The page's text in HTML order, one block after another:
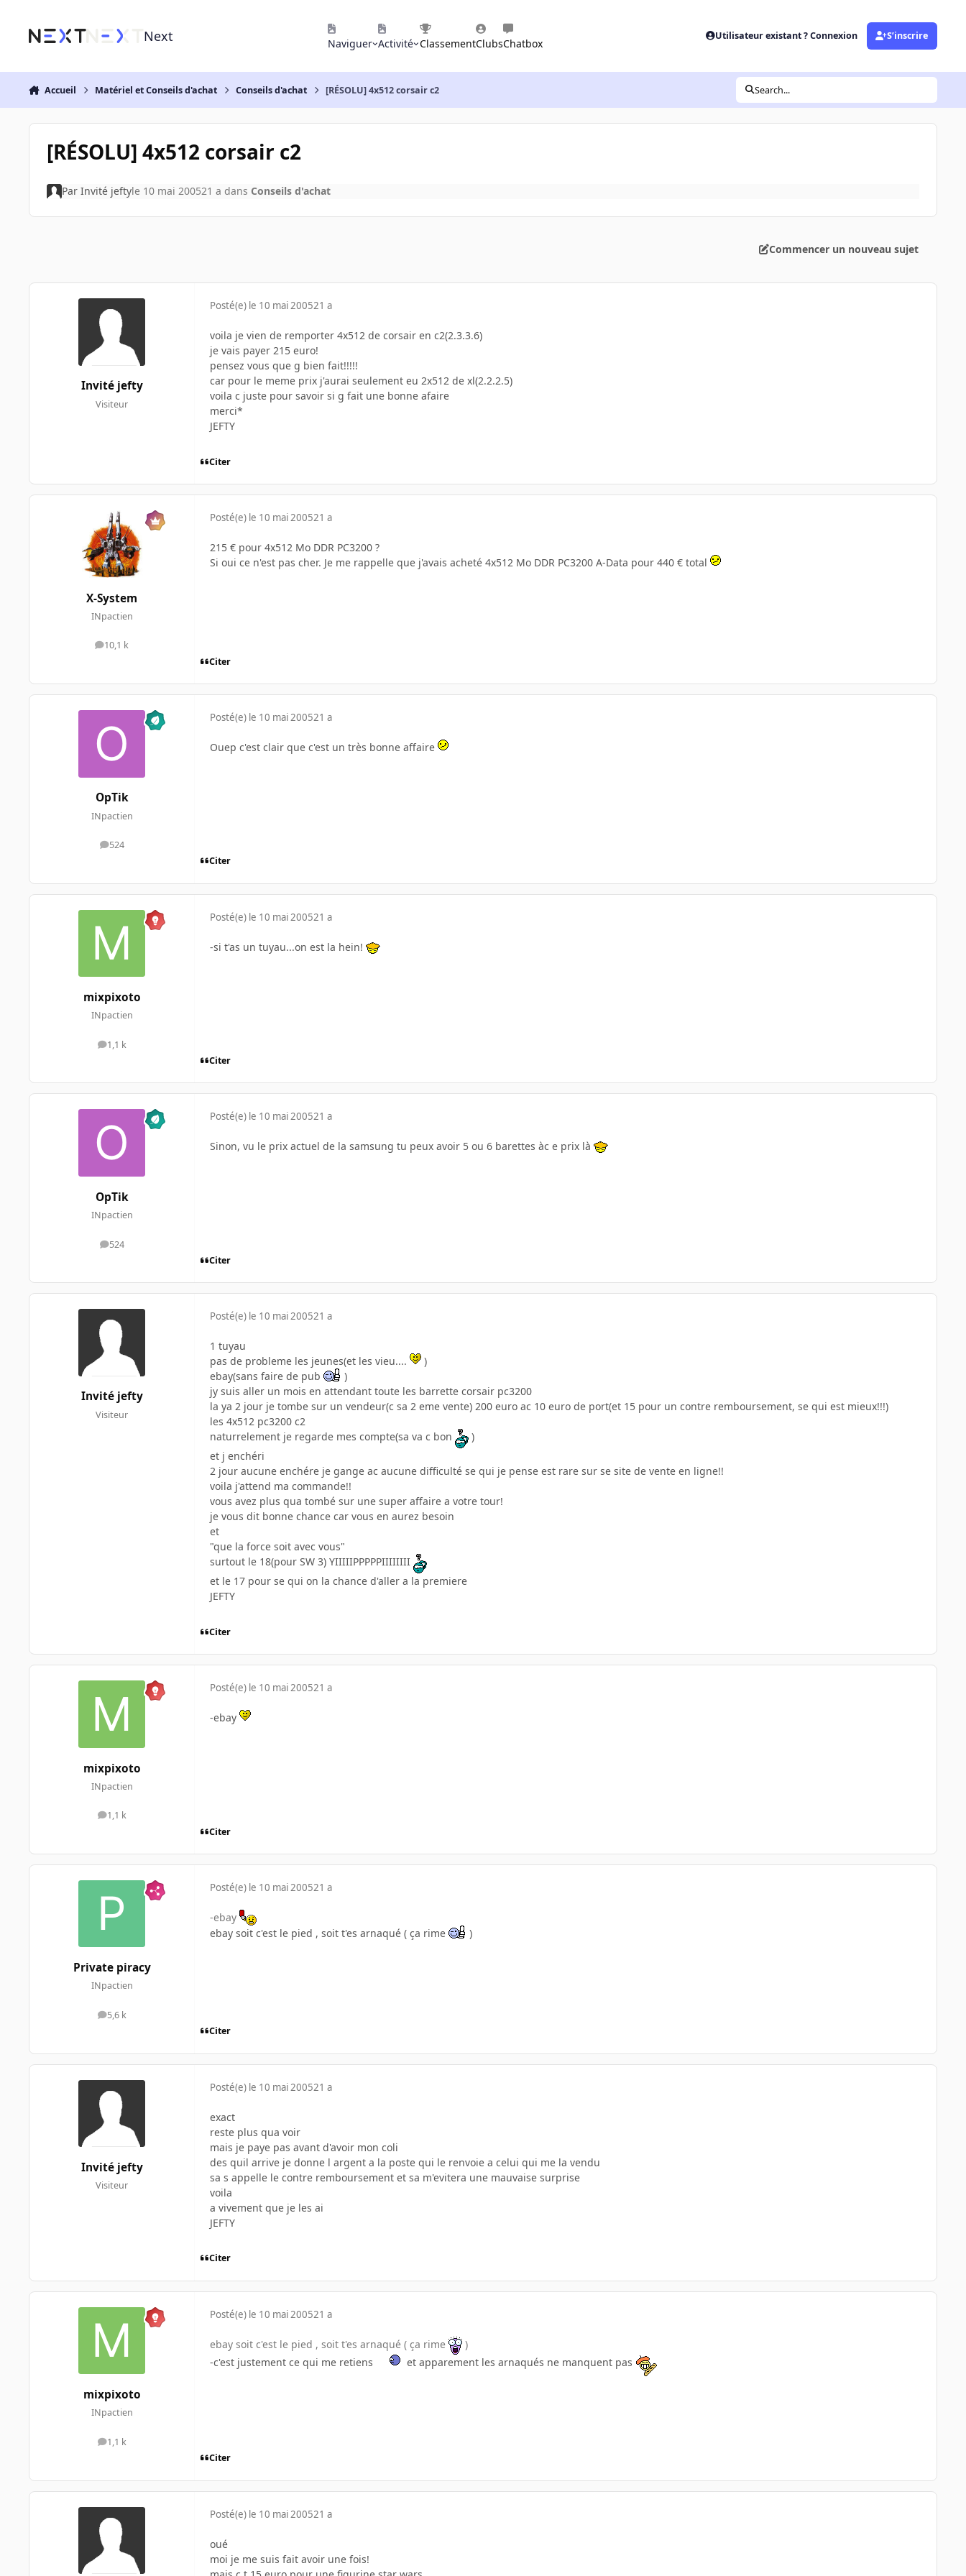
Next Naviguer Activité ClassementClubsChatbox
Utilisateur existant ? Connexion S’inscrire
Accueil Matériel et Conseils d'achat Conseils d'achat [RÉSOLU] 4x512 corsair c2 Search...
[RÉSOLU] 4x512 corsair c2
Par Invité jeftyle 10 mai 200521 a dans Conseils d'achat
Commencer un nouveau sujet
Invité jefty
Visiteur
Posté(e) le 10 mai 200521 a
voila je vien de remporter 4x512 de corsair en c2(2.3.3.6)
je vais payer 215 euro!
pensez vous que g bien fait!!!!!
car pour le meme prix j'aurai seulement eu 2x512 de xl(2.2.2.5)
voila c juste pour savoir si g fait une bonne afaire
merci*
JEFTY
Citer
X-System
INpactien
10,1 k
messages
Posté(e) le 10 mai 200521 a
215 € pour 4x512 Mo DDR PC3200 ?
Si oui ce n'est pas cher. Je me rappelle que j'avais acheté 4x512 Mo DDR PC3200 A-Data pour 440 € total
Citer
OpTik
INpactien
524
messages
Posté(e) le 10 mai 200521 a
Ouep c'est clair que c'est un très bonne affaire
Citer
mixpixoto
INpactien
1,1 k
messages
Posté(e) le 10 mai 200521 a
-si t'as un tuyau...on est la hein!
Citer
OpTik
INpactien
524
messages
Posté(e) le 10 mai 200521 a
Sinon, vu le prix actuel de la samsung tu peux avoir 5 ou 6 barettes àc e prix là
Citer
Invité jefty
Visiteur
Posté(e) le 10 mai 200521 a
1 tuyau
pas de probleme les jeunes(et les vieu....
)
ebay(sans faire de pub
)
jy suis aller un mois en attendant toute les barrette corsair pc3200
la ya 2 jour je tombe sur un vendeur(c sa 2 eme vente) 200 euro ac 10 euro de port(et 15 pour un contre remboursement, se qui est mieux!!!)
les 4x512 pc3200 c2
naturrelement je regarde mes compte(sa va c bon
)
et j enchéri
2 jour aucune enchére je gange ac aucune difficulté se qui je pense est rare sur se site de vente en ligne!!
voila j'attend ma commande!!
vous avez plus qua tombé sur une super affaire a votre tour!
je vous dit bonne chance car vous en aurez besoin
et
"que la force soit avec vous"
surtout le 18(pour SW 3) YIIIIIPPPPPIIIIIIII
et le 17 pour se qui on la chance d'aller a la premiere
JEFTY
Citer
mixpixoto
INpactien
1,1 k
messages
Posté(e) le 10 mai 200521 a
-ebay
Citer
Private piracy
INpactien
5,6 k
messages
Posté(e) le 10 mai 200521 a
-ebay
ebay soit c'est le pied , soit t'es arnaqué ( ça rime
)
Citer
Invité jefty
Visiteur
Posté(e) le 10 mai 200521 a
exact
reste plus qua voir
mais je paye pas avant d'avoir mon coli
des quil arrive je donne l argent a la poste qui le renvoie a celui qui me la vendu
sa s appelle le contre remboursement et sa m'evitera une mauvaise surprise
voila
a vivement que je les ai
JEFTY
Citer
mixpixoto
INpactien
1,1 k
messages
Posté(e) le 10 mai 200521 a
ebay soit c'est le pied , soit t'es arnaqué ( ça rime
)
-c'est justement ce qui me retiens
et apparement les arnaqués ne manquent pas
Citer
Posté(e) le 10 mai 200521 a
oué
moi je me suis fait avoir une fois!